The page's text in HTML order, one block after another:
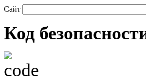
Сайт
Код